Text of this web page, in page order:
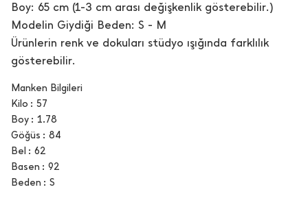
Boy: 65 cm (1-3 cm arası değişkenlik gösterebilir.)
Modelin Giydiği Beden: S - M
Ürünlerin renk ve dokuları stüdyo ışığında farklılık
gösterebilir.
Manken Bilgileri
Kilo
57
Boy
1.78
Göğüs
84
Bel
62
Basen
92
Beden
S